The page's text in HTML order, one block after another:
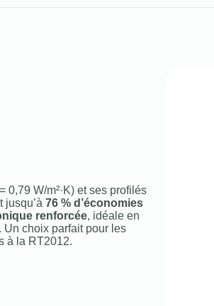
W/m²·K) et ses profilés
jusqu’à76 % d’économies
renforcée, idéale en
Un choix parfait pour les
à la RT2012.